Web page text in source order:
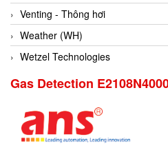
Cosa Xentaur
Cosil
Coulton
Crouzet
Crutec Dust Zero Vietnam
Crydom
Venting - Thông hơi
Weather (WH)
Wetzel Technologies
Gas Detection